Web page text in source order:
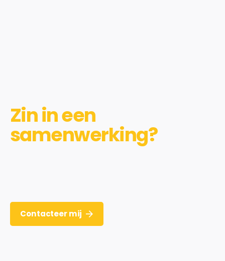
Zin in een
samenwerking?
Contacteer mij